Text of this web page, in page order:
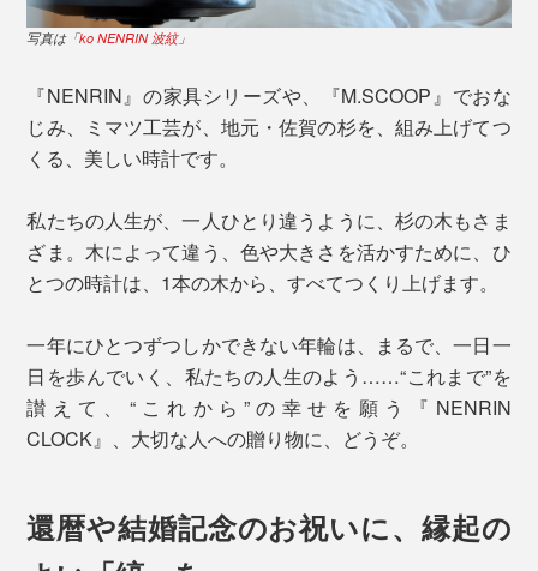
写真は「ko NENRIN 波紋」
『NENRIN』の家具シリーズや、『M.SCOOP』でおな
じみ、ミマツ工芸が、地元・佐賀の杉を、組み上げてつ
くる、美しい時計です。
私たちの人生が、一人ひとり違うように、杉の木もさま
ざま。木によって違う、色や大きさを活かすために、ひ
とつの時計は、1本の木から、すべてつくり上げます。
一年にひとつずつしかできない年輪は、まるで、一日一
日を歩んでいく、私たちの人生のよう……“これまで”を
讃えて、“これから”の幸せを願う『NENRIN
CLOCK』、大切な人への贈り物に、どうぞ。
還暦や結婚記念のお祝いに、縁起の